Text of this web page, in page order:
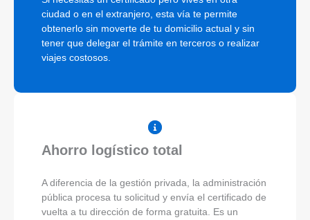
ciudad o en el extranjero, esta vía te permite
obtenerlo sin moverte de tu domicilio actual y sin
tener que delegar el trámite en terceros o realizar
viajes costosos.
Ahorro logístico total
A diferencia de la gestión privada, la administración
pública procesa tu solicitud y envía el certificado de
vuelta a tu dirección de forma gratuita. Es un